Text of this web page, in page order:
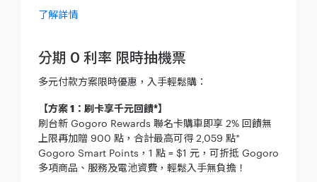
了解詳情
分期 0 利率 限時抽機票
多元付款方案限時優惠，入手輕鬆購：
【方案 1：刷卡享千元回饋*】
刷台新 Gogoro Rewards 聯名卡購車即享 2% 回饋無
上限再加贈 900 點，合計最高可得 2,059 點*
Gogoro Smart Points，1 點 = $1 元，可折抵 Gogoro
多項商品、服務及電池資費，輕鬆入手無負擔！